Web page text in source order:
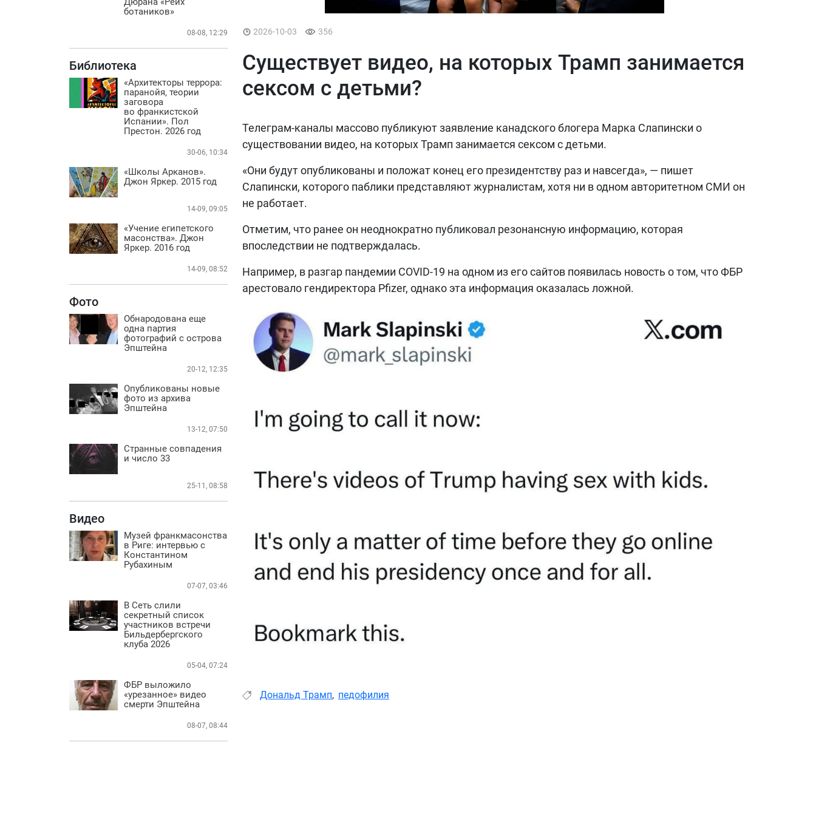
Практика
ВИДЕО
ФОТО
ботаников»
08-08, 12:29
Библиотека
«Архитекторы террора:
паранойя, теории
заговора
во франкистской
Испании». Пол
Престон. 2026 год
30-06, 10:34
«Школы Арканов».
Джон Яркер. 2015 год
14-09, 09:05
«Учение египетского
масонства». Джон
Яркер. 2016 год
14-09, 08:52
Фото
Обнародована еще
одна партия
фотографий с острова
Эпштейна
20-12, 12:35
Опубликованы новые
фото из архива
Эпштейна
13-12, 07:50
Странные совпадения
и число 33
25-11, 08:58
Видео
Музей франкмасонства
в Риге: интервью с
Константином
Рубахиным
07-07, 03:46
В Сеть слили
секретный список
участников встречи
Бильдербергского
клуба 2026
05-04, 07:24
ФБР выложило
«урезанное» видео
смерти Эпштейна
08-07, 08:44
2026-10-03 356
Существует видео, на которых Трамп занимается
сексом с детьми?
Телеграм-каналы массово публикуют заявление канадского блогера Марка Слапински о
существовании видео, на которых Трамп занимается сексом с детьми.
«Они будут опубликованы и положат конец его президентству раз и навсегда», — пишет
Слапински, которого паблики представляют журналистам, хотя ни в одном авторитетном СМИ он
не работает.
Отметим, что ранее он неоднократно публиковал резонансную информацию, которая
впоследствии не подтверждалась.
Например, в разгар пандемии COVID-19 на одном из его сайтов появилась новость о том, что ФБР
арестовало гендиректора Pfizer, однако эта информация оказалась ложной.
Дональд Трамп, педофилия